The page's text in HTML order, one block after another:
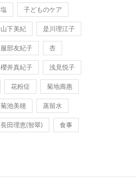
塩 子どものケア
山下美紀 是川理江子
服部友紀子 杏
櫻井真紀子 浅見悦子
花粉症 菊地壽惠
菊池美穂 蒸留水
長田理恵(智翠) 食事